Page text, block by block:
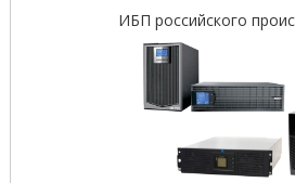
ИБП российского